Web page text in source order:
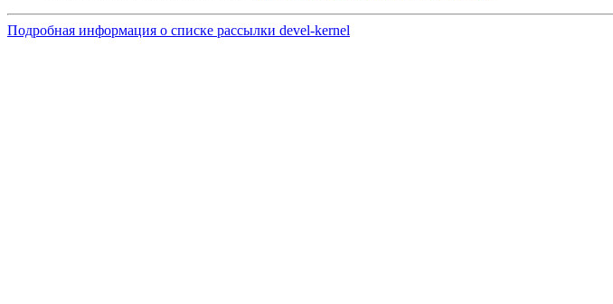
Подробная информация о списке рассылки devel-kernel